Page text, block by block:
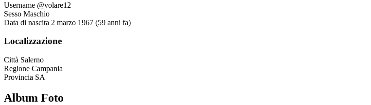
Username @volare12
Sesso Maschio
Data di nascita 2 marzo 1967 (59 anni fa)
Localizzazione
Città Salerno
Regione Campania
Provincia SA
Album Foto